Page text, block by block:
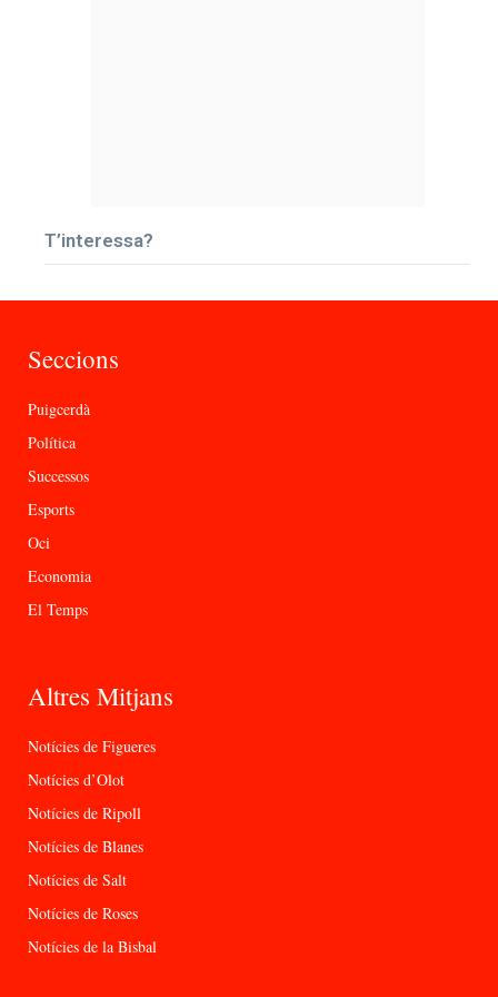
T’interessa?
Seccions
Puigcerdà
Política
Successos
Esports
Oci
Economia
El Temps
Altres Mitjans
Notícies de Figueres
Notícies d’Olot
Notícies de Ripoll
Notícies de Blanes
Notícies de Salt
Notícies de Roses
Notícies de la Bisbal